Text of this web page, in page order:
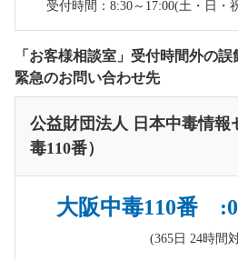
受付時間：8:30～17:00(土・日・
「お客様相談室」受付時間外の誤
緊急のお問い合わせ先
公益財団法人 日本中毒情報
毒110番）
大阪中毒110番
(365日 24時間